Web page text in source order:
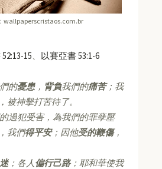
wallpaperscristaos.com.br
15、 以賽亞書 53:1-6
的憂患， 背負我們的痛苦；我
被神擊打苦待了。
過犯受害，為我們的罪孽壓
我們得平安；因他受的鞭傷，
；各人偏行己路；耶和華使我